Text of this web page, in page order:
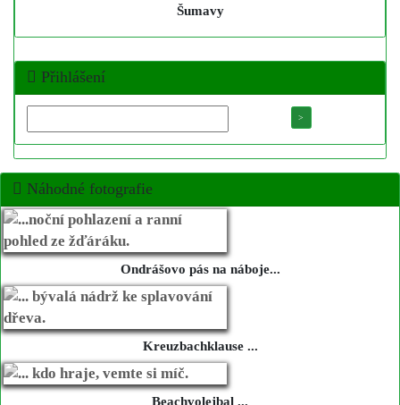
Šumavy
Přihlášení
Náhodné fotografie
Ondrášovo pás na náboje...
Kreuzbachklause ...
Beachvolejbal ...